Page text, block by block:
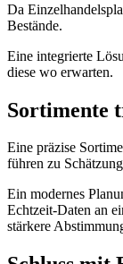
Da
Bestände.
Eine integrierte
diese wo erwarten.
Sortimente
Eine präzise
führen zu
Ein modernes
Echtzeit-Daten an
stärkere